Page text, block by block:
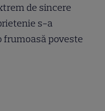
de sincere
s-a
poveste